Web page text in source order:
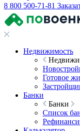
8 800 500-71-81
Недвижимость
Готовое
Банки
Банки
Список